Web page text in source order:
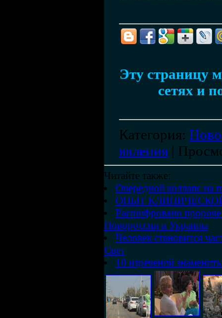
Эту страницу
сетях и
Категория:
явления |
Читайте также:
Очередной коллапс на
ОПЫТ
Расшифровано
Новороссии и Украины
Человек становится
Свет
10 изречений